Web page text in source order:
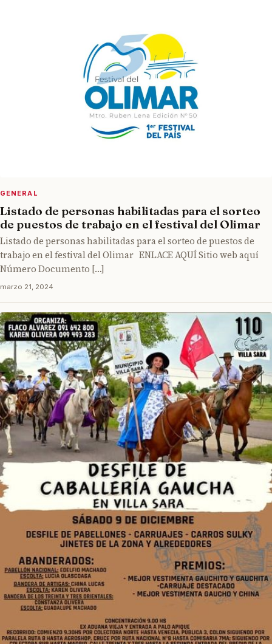
GENERAL
Listado de personas habilitadas para el sorteo
de puestos de trabajo en el festival del Olimar
Listado de personas habilitadas para el sorteo de puestos de
trabajo en el festival del Olimar ENLACE AQUÍ Sitio web aquí
Número Documento […]
marzo 21, 2024